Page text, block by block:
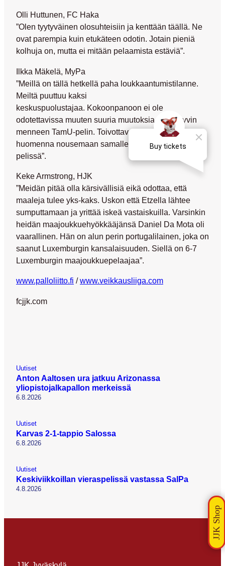
Olli Huttunen, FC Haka
”Olen tyytyväinen olosuhteisiin ja kenttään täällä. Ne
ovat parempia kuin etukäteen odotin. Jotain pieniä
kolhuja on, mutta ei mitään pelaamista estäviä”.
Ilkka Mäkelä, MyPa
”Meillä on tällä hetkellä paha loukkaantumistilanne.
Meiltä puuttuu kaksi
keskuspuolustajaa. Kokoonpanoon ei ole
odotettavissa muuten suuria muutoksia sitten hyvin
menneen TamU-pelin. Toivottavasti pystymme
huomenna nousemaan samalle tasolle kuin siinä
pelissä”.
Keke Armstrong, HJK
”Meidän pitää olla kärsivällisiä eikä odottaa, että
maaleja tulee yks-kaks. Uskon että Etzella lähtee
sumputtamaan ja yrittää iskeä vastaiskuilla. Varsinkin
heidän maajoukkuehyökkääjänsä Daniel Da Mota oli
vaarallinen. Hän on alun perin portugalilainen, joka on
saanut Luxemburgin kansalaisuuden. Siellä on 6-7
Luxemburgin maajoukkuepelaajaa”.
www.palloliitto.fi /www.veikkausliiga.com
fcjjk.com
Uutiset
Anton Aaltosen ura jatkuu Arizonassa
yliopistojalkapallon merkeissä
6.8.2026
Uutiset
Karvas 2-1-tappio Salossa
6.8.2026
Uutiset
Keskiviikkoillan vieraspelissä vastassa SalPa
4.8.2026